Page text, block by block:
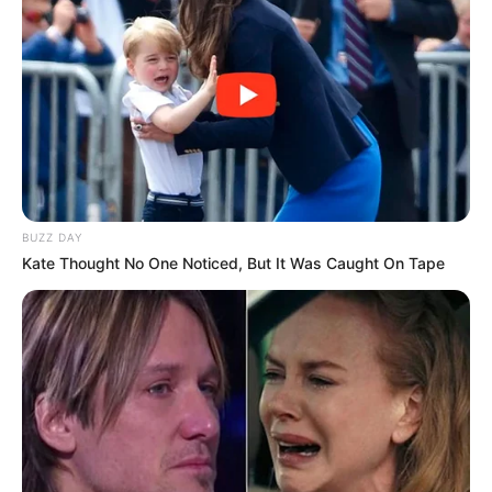
Agama: –
Profesi: Penyanyi
Hobi: –
Facebook: –
Twitter: –
Instagram: –
TikTok: –
YouTube: –
Tinggi, Berat & Penampilan Fisik
Tinggi: 172 cm
Berat: – kg
Golongan Darah: –
BUZZ DAY
Kate Thought No One Noticed, But It Was Caught On Tape